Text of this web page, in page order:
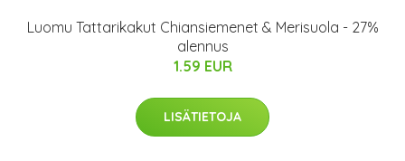
Luomu Tattarikakut Chiansiemenet & Merisuola - 27%
alennus
1.59 EUR
LISÄTIETOJA